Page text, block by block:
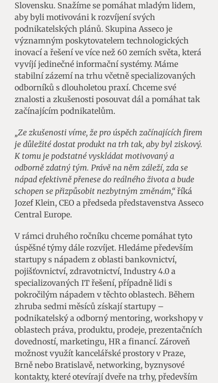
Slovensku. Snažíme se pomáhat mladým lidem,
aby byli motivováni k rozvíjení svých
podnikatelských plánů. Skupina Asseco je
významným poskytovatelem technologických
inovací a řešení ve více než 60 zemích světa, která
vyvíjí jedinečné informační systémy. Máme
stabilní zázemí na trhu včetně specializovaných
odborníků s dlouholetou praxí. Chceme své
znalosti a zkušenosti posouvat dál a pomáhat tak
začínajícím podnikatelům.
„Ze zkušenosti víme, že pro úspěch začínajících firem
je důležité dostat produkt na trh tak, aby byl ziskový.
K tomu je podstatné vyskládat motivovaný a
odborně zdatný tým. Právě na něm záleží, zda se
nápad efektivně přenese do reálného života a bude
schopen se přizpůsobit nezbytným změnám,“říká
Jozef Klein, CEO a předseda představenstva Asseco
Central Europe.
V rámci druhého ročníku chceme pomáhat tyto
úspěšné týmy dále rozvíjet. Hledáme především
startupy s nápadem z oblasti bankovnictví,
pojišťovnictví, zdravotnictví, Industry 4.0 a
specializovaných IT řešení, případně lidi s
pokročilým nápadem v těchto oblastech. Během
zhruba sedmi měsíců získají startupy –
podnikatelský a odborný mentoring, workshopy v
oblastech práva, produktu, prodeje, prezentačních
dovedností, marketingu, HR a financí. Zároveň
možnost využít kancelářské prostory v Praze,
Brně nebo Bratislavě, networking, byznysové
kontakty, které otevírají dveře na trhy, především